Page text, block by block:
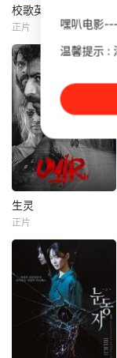
校歌英雄
黄黎
叛逆富二代叛逆为
躲爹妈安排，偷报
音乐专业，开学撩
学姐，为校花与校
草开战，背后搞小
动作坑对手又坑队
友；寒门工科妹靠
兼职偷师学音乐，
一边端盘子一边写
歌逆袭。校园歌曲
战，看废柴二代如
何洗白，草
校歌英雄
正片
生灵
Nair
暂【嘿叭电影-高清
视频免费在线观
看】无简介
生灵
正片
嘿叭电影
温馨提示 :